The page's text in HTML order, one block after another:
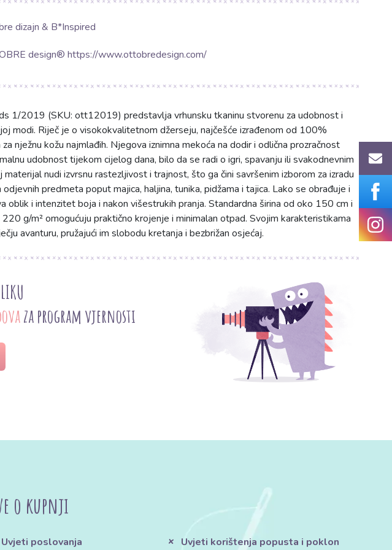
dizajn & B*Inspired
design® https://www.ottobredesign.com/
1/2019 (SKU: ott12019) predstavlja vrhunsku tkaninu stvorenu za udobnost i
modi. Riječ je o visokokvalitetnom džerseju, najčešće izrađenom od 100%
nježnu kožu najmlađih. Njegova iznimna mekoća na dodir i odlična prozračnost
udobnost tijekom cijelog dana, bilo da se radi o igri, spavanju ili svakodnevnim
materijal nudi izvrsnu rastezljivost i trajnost, što ga čini savršenim izborom za izradu
odjevnih predmeta poput majica, haljina, tunika, pidžama i tajica. Lako se obrađuje i
oblik i intenzitet boja i nakon višestrukih pranja. Standardna širina od oko 150 cm i
g/m² omogućuju praktično krojenje i minimalan otpad. Svojim karakteristikama
avanturu, pružajući im slobodu kretanja i bezbrižan osjećaj.
za program vjernosti
o kupnji
Uvjeti poslovanja Uvjeti korištenja popusta i poklon